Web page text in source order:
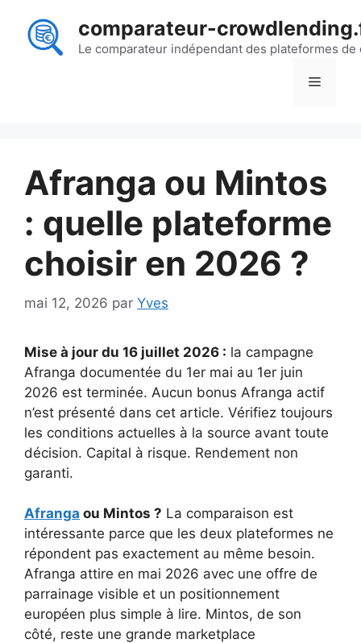
contenu
comparateur-
Le comparateur indépendant des plateformes
Menu
Afranga ou Mintos
: quelle plateforme
choisir en 2026 ?
mai 12, 2026 par Yves
Mise à jour du 16 juillet 2026 : la campagne
Afranga documentée du 1er mai au 1er juin
2026 est terminée. Aucun bonus Afranga actif
n’est présenté dans cet article. Vérifiez toujours
les conditions actuelles à la source avant toute
décision. Capital à risque. Rendement non
garanti.
Afranga ou Mintos ? La comparaison est
intéressante parce que les deux plateformes ne
répondent pas exactement au même besoin.
Afranga attire en mai 2026 avec une offre de
parrainage visible et un positionnement
européen plus simple à lire. Mintos, de son
côté, reste une grande marketplace